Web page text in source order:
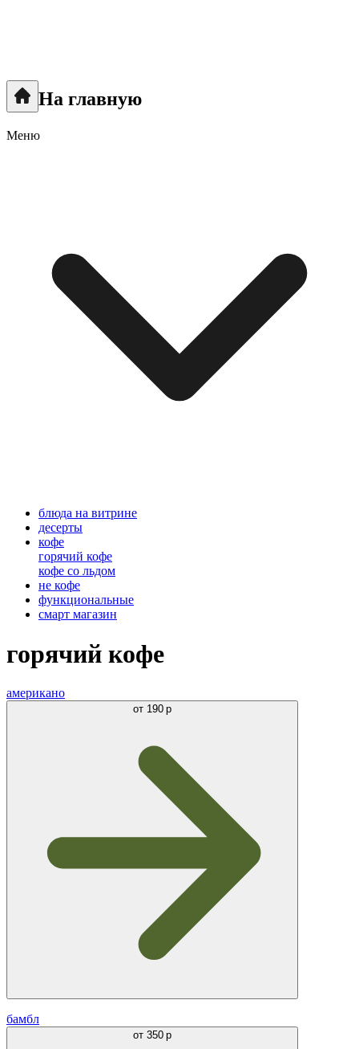
На главную
Меню
блюда на витрине
десерты
кофе
горячий кофе
кофе со льдом
не кофе
функциональные
смарт магазин
горячий кофе
американо
от 190 р
бамбл
от 350 р